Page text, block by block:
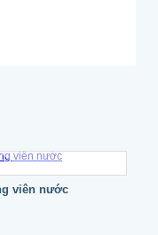
viên nước